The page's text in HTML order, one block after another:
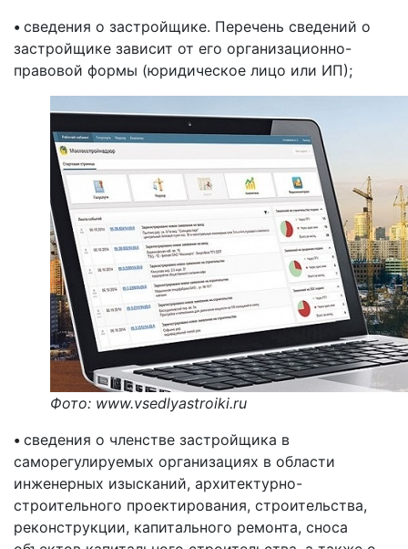
• сведения о застройщике. Перечень сведений о
застройщике зависит от его организационно-
правовой формы (юридическое лицо или ИП);
Фото: www.vsedlyastroiki.ru
• сведения о членстве застройщика в
саморегулируемых организациях в области
инженерных изысканий, архитектурно-
строительного проектирования, строительства,
реконструкции, капитального ремонта, сноса